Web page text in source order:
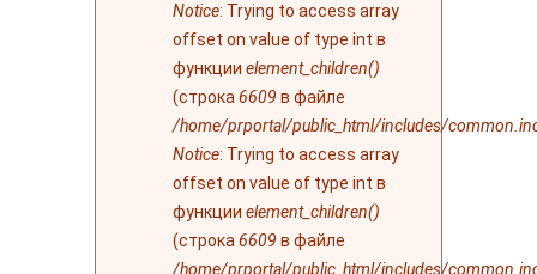
Notice: Trying to access array
offset on value of type int в
функции element_children()
(строка 6609 в файле
/home/prportal/public_html/includes/
Notice: Trying to access array
offset on value of type int в
функции element_children()
(строка 6609 в файле
/home/prportal/public_html/includes/